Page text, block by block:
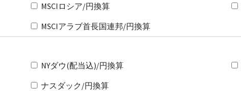
MSCIロシア/円換算
MSCIアラブ首長国連邦/円換算
NYダウ(配当込)/円換算
ナスダック/円換算